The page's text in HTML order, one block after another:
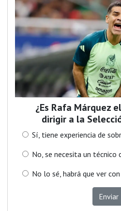
¿Es Rafa Márquez
dirigir a la
Sí, tiene experiencia de
No, se necesita un técnico
No lo sé, habrá que ver
Enviar